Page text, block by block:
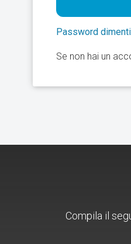
Password
Se non hai un
Compila il